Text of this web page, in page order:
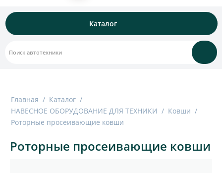
Каталог
Главная / Каталог /
НАВЕСНОЕ ОБОРУДОВАНИЕ ДЛЯ ТЕХНИКИ / Ковши /
Роторные просеивающие ковши
Роторные просеивающие ковши